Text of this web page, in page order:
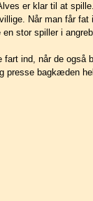
er klar til at spille.
Når man får
stor spiller i
ind, når de
bagkæden